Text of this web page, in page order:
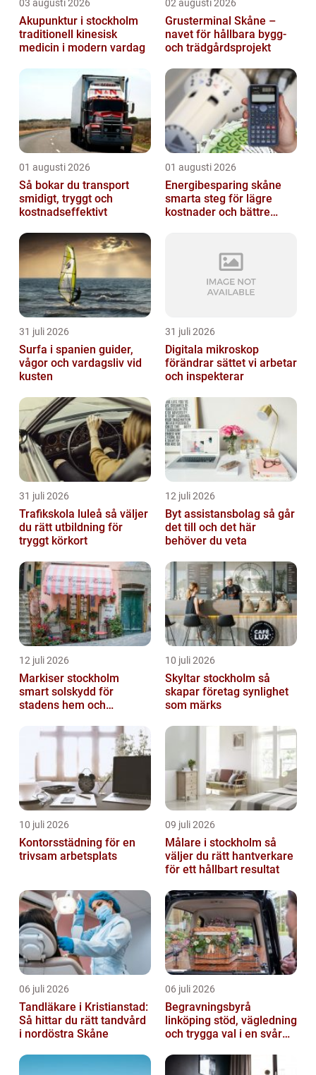
03 augusti 2026
Akupunktur i stockholm
traditionell kinesisk
medicin i modern vardag
02 augusti 2026
Grusterminal Skåne –
navet för hållbara bygg-
och trädgårdsprojekt
01 augusti 2026
Så bokar du transport
smidigt, tryggt och
kostnadseffektivt
01 augusti 2026
Energibesparing skåne
smarta steg för lägre
kostnader och bättre
31 juli 2026
Surfa i spanien guider,
vågor och vardagsliv vid
kusten
31 juli 2026
Digitala mikroskop
förändrar sättet vi arbetar
och inspekterar
31 juli 2026
Trafikskola luleå så väljer
du rätt utbildning för
tryggt körkort
12 juli 2026
Byt assistansbolag så går
det till och det här
behöver du veta
12 juli 2026
Markiser stockholm
smart solskydd för
stadens hem och
10 juli 2026
Skyltar stockholm så
skapar företag synlighet
som märks
10 juli 2026
Kontorsstädning för en
trivsam arbetsplats
09 juli 2026
Målare i stockholm så
väljer du rätt hantverkare
för ett hållbart resultat
06 juli 2026
Tandläkare i Kristianstad:
Så hittar du rätt tandvård
i nordöstra Skåne
06 juli 2026
Begravningsbyrå
linköping stöd, vägledning
och trygga val i en svår